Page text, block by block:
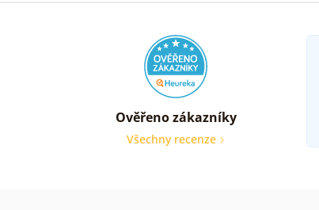
Ověřeno zákazníky
Všechny recenze